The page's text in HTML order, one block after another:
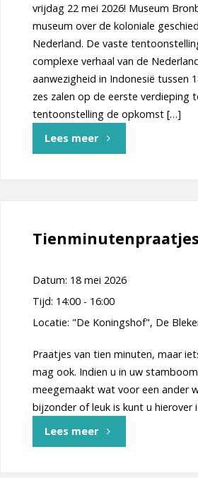
vrijdag 22 mei 2026! Museum
museum over de koloniale
Nederland. De vaste
complexe verhaal van de
aanwezigheid in Indonesië tussen
zes zalen op de eerste verdieping
tentoonstelling de opkomst […]
Lees meer"Excursie
Tienminutenpraatjes
Datum: 18 mei 2026
Tijd: 14:00 - 16:00
Locatie: "De Koningshof", De
Praatjes van tien minuten, maar
mag ook. Indien u in uw
meegemaakt wat voor een ander
bijzonder of leuk is kunt u hierover
Lees meer